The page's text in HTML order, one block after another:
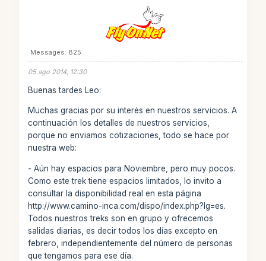
Messages: 825
05 ago 2014, 12:30
Buenas tardes Leo:
Muchas gracias por su interés en nuestros servicios. A
continuación los detalles de nuestros servicios,
porque no enviamos cotizaciones, todo se hace por
nuestra web:
- Aún hay espacios para Noviembre, pero muy pocos.
Como este trek tiene espacios limitados, lo invito a
consultar la disponibilidad real en esta página
http://www.camino-inca.com/dispo/index.php?lg=es.
Todos nuestros treks son en grupo y ofrecemos
salidas diarias, es decir todos los días excepto en
febrero, independientemente del número de personas
que tengamos para ese día.